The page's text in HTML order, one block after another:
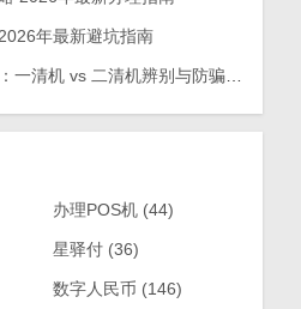
年最新避坑指南
佛山POS机安全指南：一清机 vs 二清机辨别与防骗手册
办理POS机(44)
星驿付(36)
数字人民币 (146)